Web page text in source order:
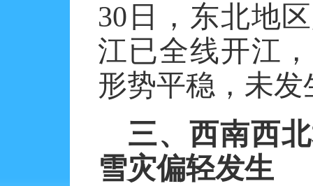
30日，东北地
江已全线开江
形势平稳，未
三、西南西
雪灾偏轻发生